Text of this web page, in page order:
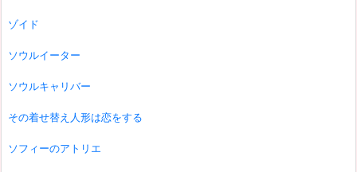
ゾイド
ソウルイーター
ソウルキャリバー
その着せ替え人形は恋をする
ソフィーのアトリエ